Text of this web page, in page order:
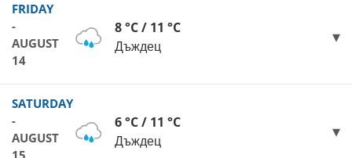
FRIDAY
-
AUGUST
14
8 °C / 11 °C
Дъждец
SATURDAY
-
AUGUST
6 °C / 11 °C
Дъждец